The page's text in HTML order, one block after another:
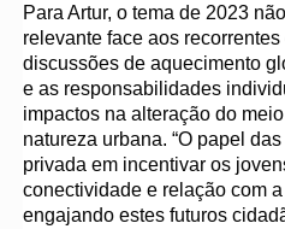
Para Artur, o tema de 2023
relevante face aos
discussões de aquecimento
e as responsabilidades
impactos na alteração do
natureza urbana. “O papel
privada em incentivar os
conectividade e relação com
engajando estes futuros